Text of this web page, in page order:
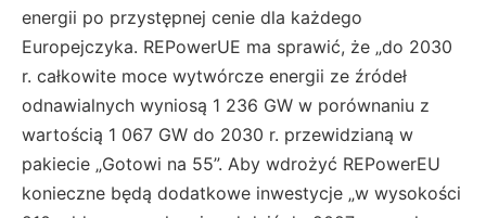
energii po przystępnej cenie dla każdego
Europejczyka. REPowerUE ma sprawić, że „do 2030
r. całkowite moce wytwórcze energii ze źródeł
odnawialnych wyniosą 1 236 GW w porównaniu z
wartością 1 067 GW do 2030 r. przewidzianą w
pakiecie „Gotowi na 55”. Aby wdrożyć REPowerEU
konieczne będą dodatkowe inwestycje „w wysokości